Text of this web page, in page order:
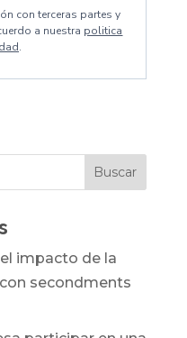
con terceras partes y
a nuestra politica
.
impacto de la
secondments